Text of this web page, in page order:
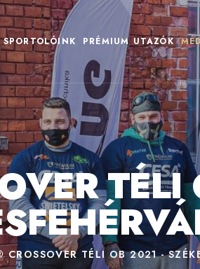
SPORTOLÓINK PRÉMIUM UTAZÓK
CROSSOVER TÉLI OB 2021 -